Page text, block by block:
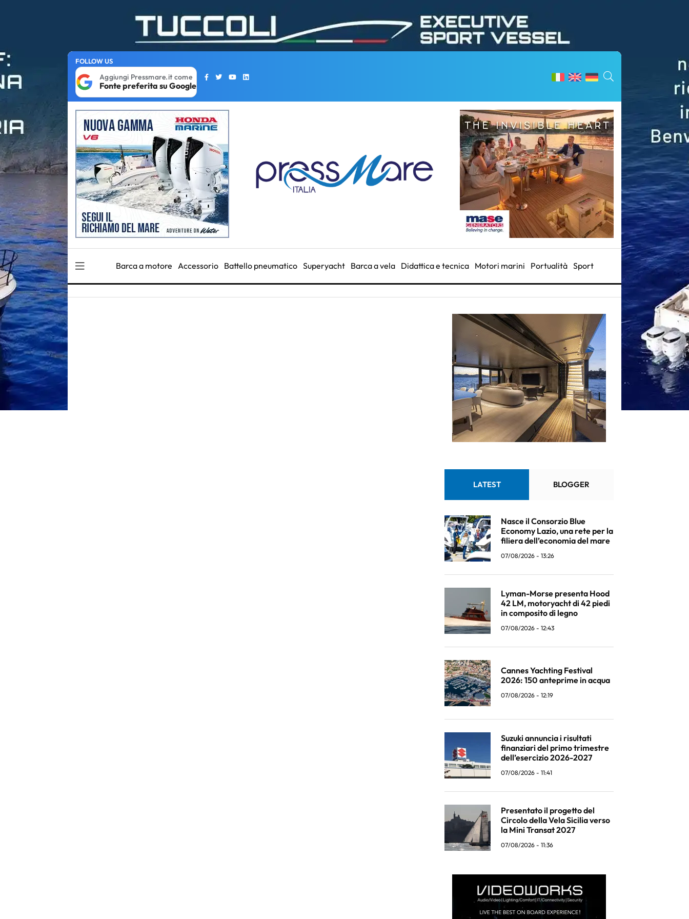
FOLLOW US
Aggiungi Pressmare.it come
Fonte preferita su Google
Barca a motore Accessorio Battello pneumatico Superyacht Barca a vela Didattica e tecnica Motori marini Portualità Sport
LATEST BLOGGER
Nasce il Consorzio Blue
Economy Lazio, una rete per la
filiera dell’economia del mare
07/08/2026 - 13:26
Lyman-Morse presenta Hood
42 LM, motoryacht di 42 piedi
in composito di legno
07/08/2026 - 12:43
Cannes Yachting Festival
2026: 150 anteprime in acqua
07/08/2026 - 12:19
Suzuki annuncia i risultati
finanziari del primo trimestre
dell’esercizio 2026-2027
07/08/2026 - 11:41
Presentato il progetto del
Circolo della Vela Sicilia verso
la Mini Transat 2027
07/08/2026 - 11:36